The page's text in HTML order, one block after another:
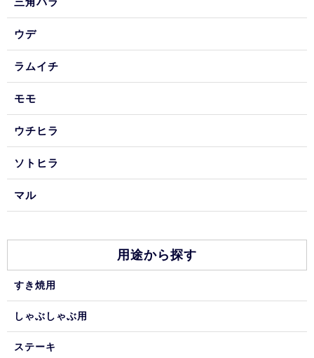
ウデ
ラムイチ
モモ
ウチヒラ
ソトヒラ
マル
用途から探す
すき焼用
しゃぶしゃぶ用
ステーキ